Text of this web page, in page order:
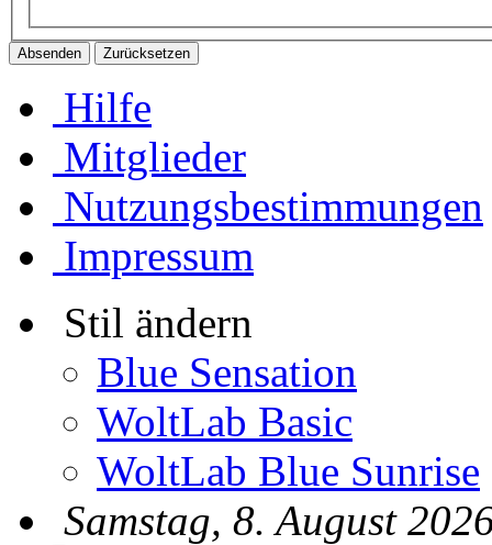
Hilfe
Mitglieder
Nutzungsbestimmungen
Impressum
Stil ändern
Blue Sensation
WoltLab Basic
WoltLab Blue Sunrise
Samstag, 8. August